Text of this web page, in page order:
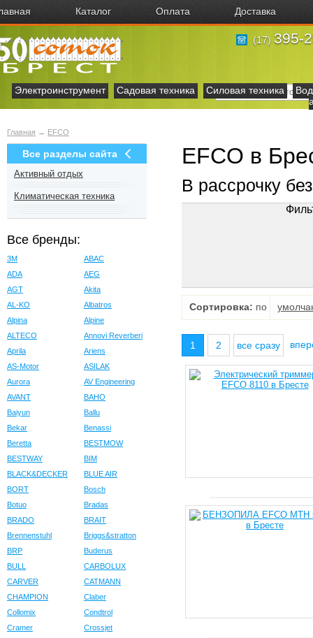
Каталог Оплата Доставка
(17) 395-
Электроинструмент Садовая техника Силовая техника
Главная → EFCO
Все разделы сайта
Активный отдых
Климатическая техника
Все бренды:
3M
ABAC
ADA
AEG
AGT
Akita
AL-KO
Albatros
Alpina
Alpine
ALTECO
Annovi Reverberi
Aprila
Ariens
AS-Motor
ASILAK
Aurora
AV Engineering
AVANT
BAHO
Baiyun
Ballu
Bekar
Benassi
Beretta
BESTMOW
BESTWAY
BIM
BLACK&DECKER
BLUE AIR
BORT
Bosch
Botuo
Bradas
BRADO
BRAIT
Brennenstuhl
Briggs&stratton
BRP
Buderus
BULL
CARBOLUX
CARVER
CATMANN
CHAMPION
Claber
Collomix
Condtrol
Cramer
Crossjet
EFCO в
В рассрочку
Сортировка: по
1 2 все сразу